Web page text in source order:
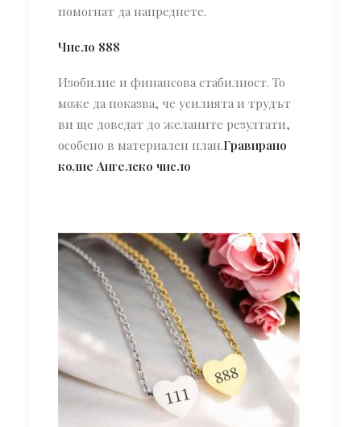
помогнат да напреднете.
Число 888
Изобилие и финансова стабилност. То
може да показва, че усилията и трудът
ви ще доведат до желаните резултати,
особено в материален план.Гравирано
колие Ангелско число